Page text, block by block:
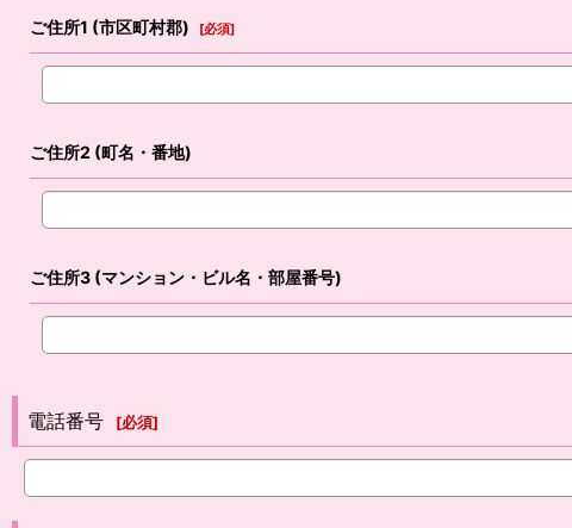
ご住所1 (市区町村郡) [必須]
ご住所2 (町名・番地)
ご住所3 (マンション・ビル名・部屋番号)
電話番号 [必須]